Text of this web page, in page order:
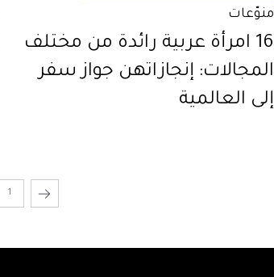
منوّعات
16 امرأة عربية رائدة من مختلف
المجالات: إنجازاتهن جواز سفر
إلى العالمية
1